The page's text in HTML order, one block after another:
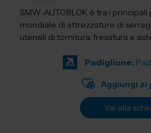
SMW‑AUTOBLOK è tra i
mondiale di attrezzature di
utensili di tornitura, fresatura e
Padiglione:
Aggiungi ai
Vai alla